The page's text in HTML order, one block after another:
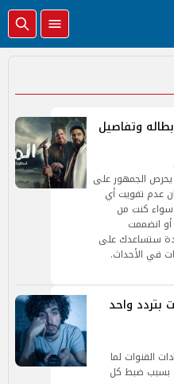
مسلسل المداح 5 وأبطاله وتفاصيل
يحرص الجمهور على
عدم تفويت أي
سواء كنت من
أو انضممت
ستساعدك على
في الأحداث.
بتردد واحد
القنوات لما
بسبب ضبط كل